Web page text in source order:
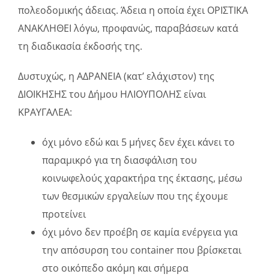
πολεοδομικής άδειας. Άδεια η οποία έχει ΟΡΙΣΤΙΚΑ
ΑΝΑΚΛΗΘΕΙ λόγω, προφανώς, παραβάσεων κατά
τη διαδικασία έκδοσής της.
Δυστυχώς, η ΑΔΡΑΝΕΙΑ (κατ’ ελάχιστον) της
ΔΙΟΙΚΗΣΗΣ του Δήμου ΗΛΙΟΥΠΟΛΗΣ είναι
ΚΡΑΥΓΑΛΕΑ:
όχι μόνο εδώ και 5 μήνες δεν έχει κάνει το
παραμικρό για τη διασφάλιση του
κοινωφελούς χαρακτήρα της έκτασης, μέσω
των θεσμικών εργαλείων που της έχουμε
προτείνει
όχι μόνο δεν προέβη σε καμία ενέργεια για
την απόσυρση του container που βρίσκεται
στο οικόπεδο ακόμη και σήμερα